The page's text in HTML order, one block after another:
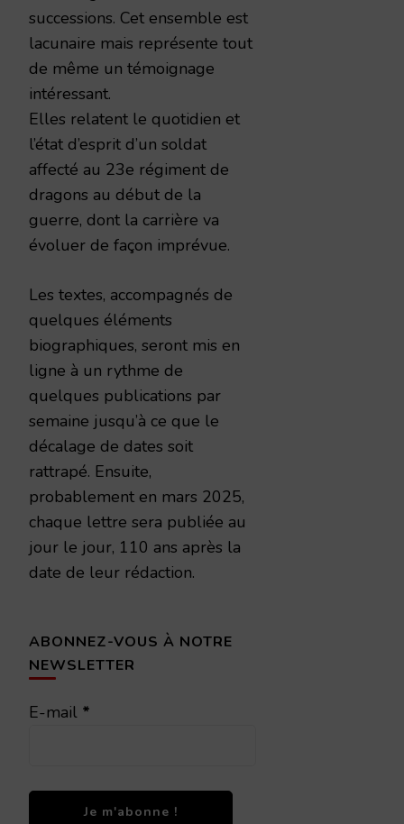
successions. Cet ensemble est
lacunaire mais représente tout
de même un témoignage
intéressant.
Elles relatent le quotidien et
l’état d’esprit d’un soldat
affecté au 23e régiment de
dragons au début de la
guerre, dont la carrière va
évoluer de façon imprévue.
Les textes, accompagnés de
quelques éléments
biographiques, seront mis en
ligne à un rythme de
quelques publications par
semaine jusqu’à ce que le
décalage de dates soit
rattrapé. Ensuite,
probablement en mars 2025,
chaque lettre sera publiée au
jour le jour, 110 ans après la
date de leur rédaction.
ABONNEZ-VOUS À NOTRE
NEWSLETTER
E-mail *